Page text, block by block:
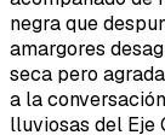
negra que
amargores
seca pero
a la
lluviosas del Eje